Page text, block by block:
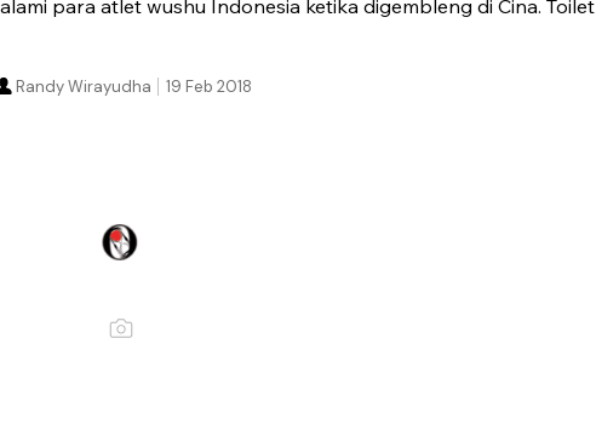
para atlet wushu Indonesia ketika digembleng di Cina. Toilet
19 Feb 2018
Randy Wirayudha